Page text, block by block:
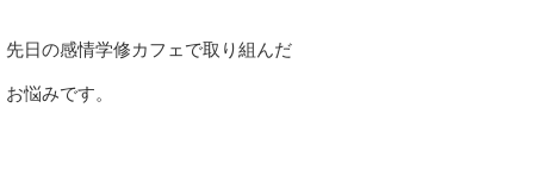
先日の感情学修カフェで取り組んだ
お悩みです。